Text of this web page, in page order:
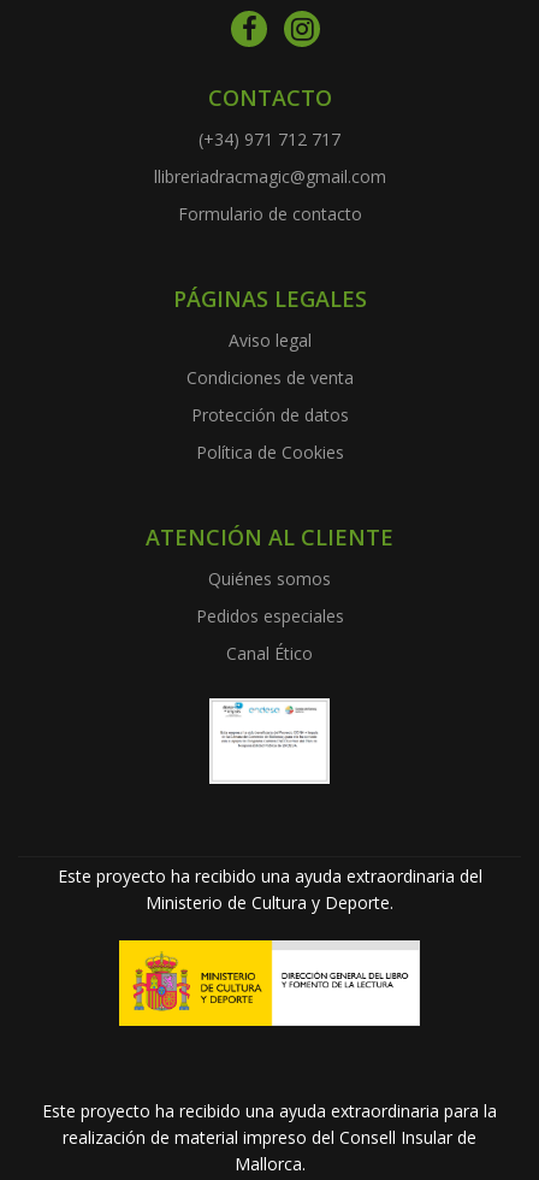
CONTACTO
(+34) 971 712 717
llibreriadracmagic@gmail.com
Formulario de contacto
PÁGINAS LEGALES
Aviso legal
Condiciones de venta
Protección de datos
Política de Cookies
ATENCIÓN AL CLIENTE
Quiénes somos
Pedidos especiales
Canal Ético
Este proyecto ha recibido una ayuda extraordinaria del
Ministerio de Cultura y Deporte.
Este proyecto ha recibido una ayuda extraordinaria para la
realización de material impreso del Consell Insular de
Mallorca.